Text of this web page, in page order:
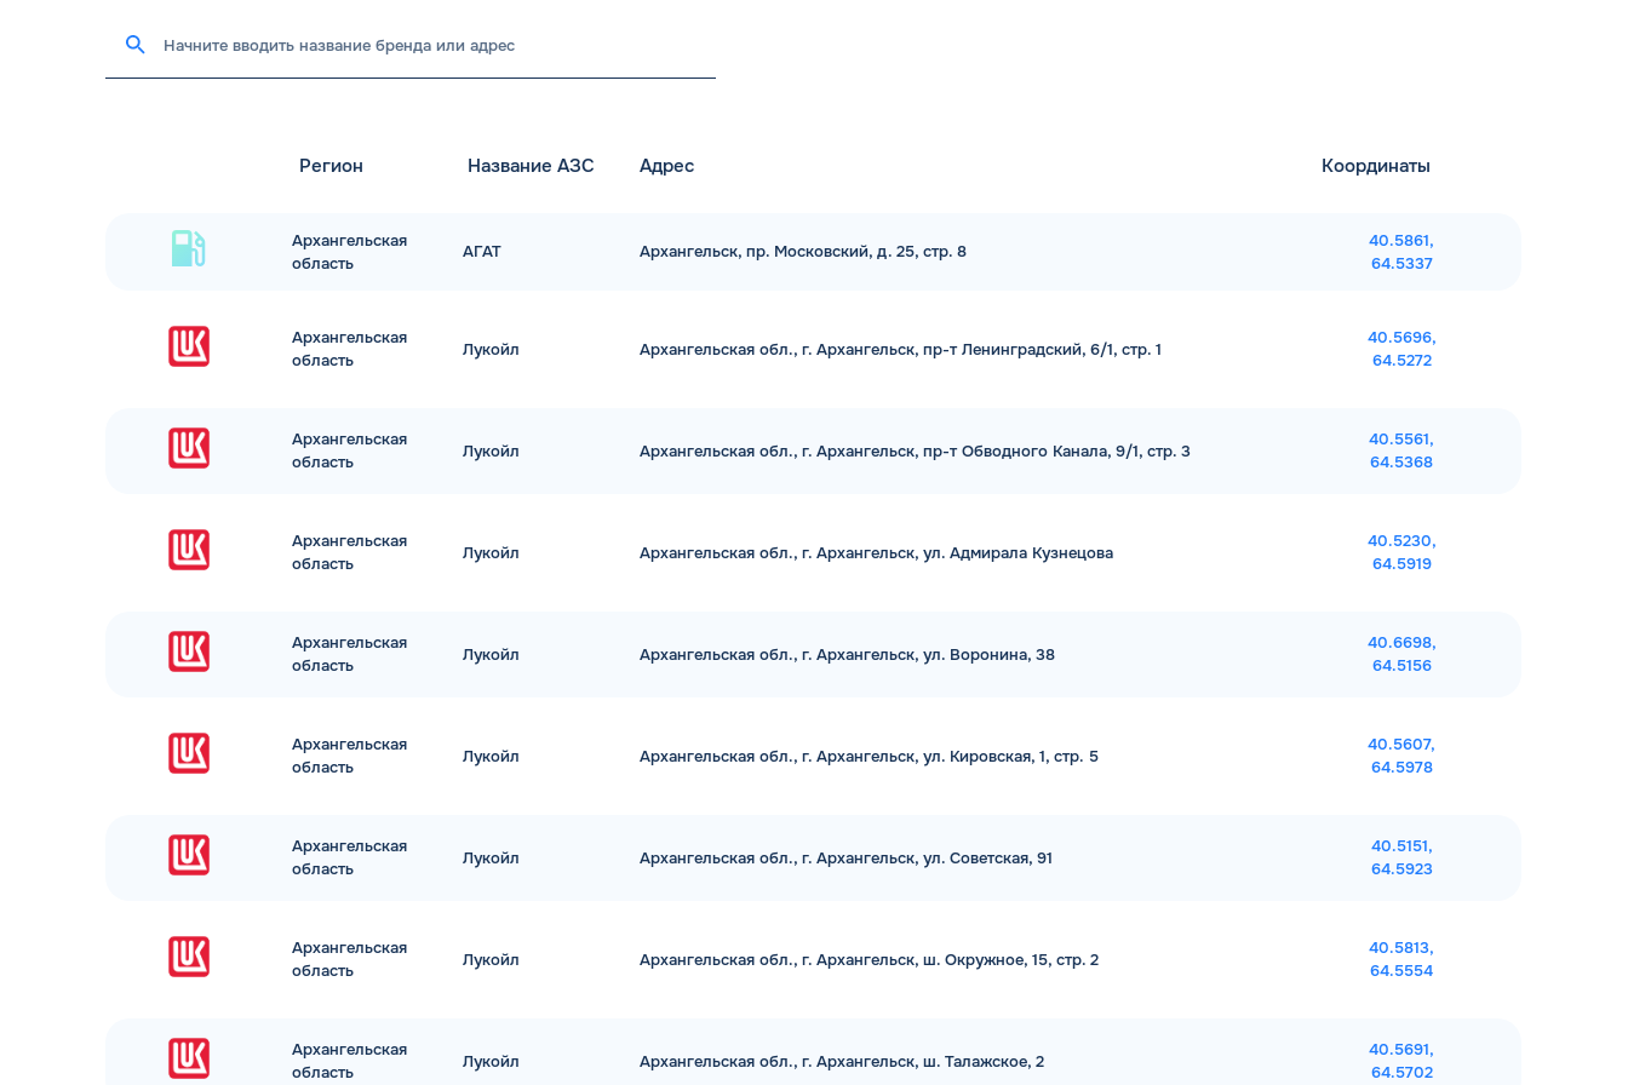
Регион Название АЗС Адрес Координаты
Архангельская
область
АГАТ Архангельск, пр. Московский, д. 25, стр. 8
40.5861,
64.5337
Архангельская
область
Лукойл Архангельская обл., г. Архангельск, пр-т Ленинградский, 6/1, стр. 1
40.5696,
64.5272
Архангельская
область
Лукойл Архангельская обл., г. Архангельск, пр-т Обводного Канала, 9/1, стр. 3
40.5561,
64.5368
Архангельская
область
Лукойл Архангельская обл., г. Архангельск, ул. Адмирала Кузнецова
40.5230,
64.5919
Архангельская
область
Лукойл Архангельская обл., г. Архангельск, ул. Воронина, 38
40.6698,
64.5156
Архангельская
область
Лукойл Архангельская обл., г. Архангельск, ул. Кировская, 1, стр. 5
40.5607,
64.5978
Архангельская
область
Лукойл Архангельская обл., г. Архангельск, ул. Советская, 91
40.5151,
64.5923
Архангельская
область
Лукойл Архангельская обл., г. Архангельск, ш. Окружное, 15, стр. 2
40.5813,
64.5554
Архангельская
область
Лукойл Архангельская обл., г. Архангельск, ш. Талажское, 2
40.5691,
64.5702